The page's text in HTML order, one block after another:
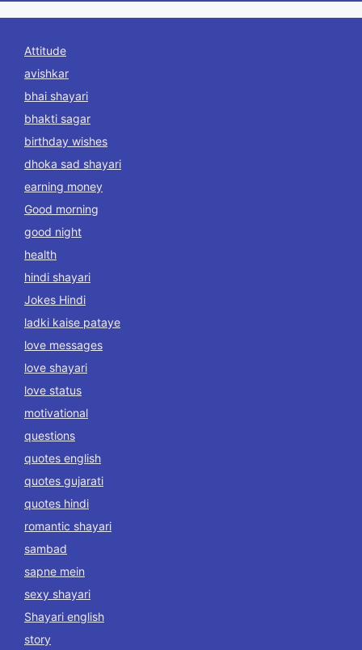
Attitude
avishkar
bhai shayari
bhakti sagar
birthday wishes
dhoka sad shayari
earning money
Good morning
good night
health
hindi shayari
Jokes Hindi
ladki kaise pataye
love messages
love shayari
love status
motivational
questions
quotes english
quotes gujarati
quotes hindi
romantic shayari
sambad
sapne mein
sexy shayari
Shayari english
story